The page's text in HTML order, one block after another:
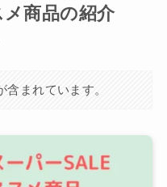
商品の紹介
まれています。